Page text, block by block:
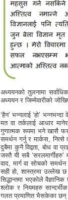
अध्ययनको तुलनामा
अध्ययन र जिम्मेवारीको
‘हैन’ भन्नलाई ‘हो’
मत वा तर्कलाई आधार
गुणात्मक रूपमा भने खासै
समर्थन गर्नु र मार्कस,
दुबैमा कुनै विद्वता, बोध वा
जस्तै यी सबै
वाद, मार्ग वा सोचको
सही हो, शास्त्रमा उल्लेख
सिद्धान्तमा भएकोले
श्लोक र नियमहरु
गलत प्रमाणित भैसकेका छन्